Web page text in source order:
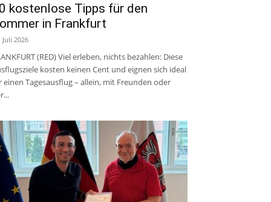
kostenlose Tipps für den
in Frankfurt
Juli 2026
(RED) Viel erleben, nichts bezahlen: Diese
kosten keinen Cent und eignen sich ideal
einen Tagesausflug – allein, mit Freunden oder